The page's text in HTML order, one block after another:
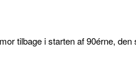
tilbage i starten af 90érne,